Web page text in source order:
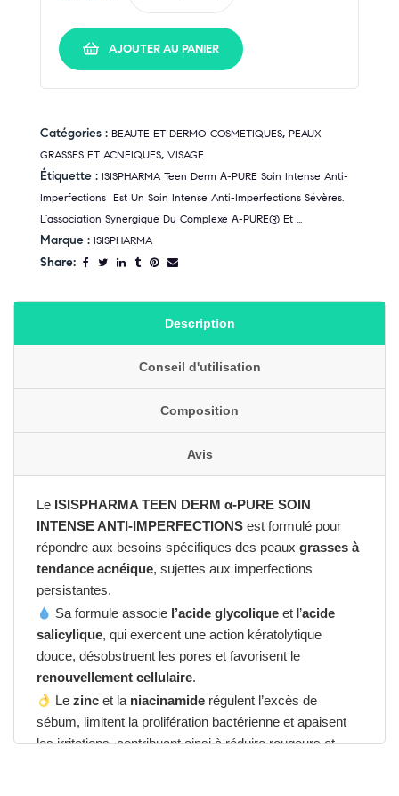
AJOUTER AU PANIER
Catégories : BEAUTE ET DERMO-COSMETIQUES, PEAUX
GRASSES ET ACNEIQUES, VISAGE
Étiquette : ISISPHARMA Teen Derm Α-PURE Soin Intense Anti-
Imperfections Est Un Soin Intense Anti-Imperfections Sévères.
L’association Synergique Du Complexe Α-PURE® Et ...
Marque : ISISPHARMA
Share:
Description
Conseil d'utilisation
Composition
Avis
Le ISISPHARMA TEEN DERM α-PURE SOIN
INTENSE ANTI-IMPERFECTIONS est formulé pour
répondre aux besoins spécifiques des peaux grasses à
tendance acnéique, sujettes aux imperfections
persistantes.
Sa formule associe l’acide glycolique et l’acide
salicylique, qui exercent une action kératolytique
douce, désobstruent les pores et favorisent le
renouvellement cellulaire.
Lezinc et la niacinamide régulent l’excès de
sébum, limitent la prolifération bactérienne et apaisent
les irritations, contribuant ainsi à réduire rougeurs et